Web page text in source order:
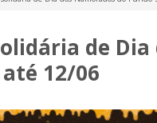
de
12/06